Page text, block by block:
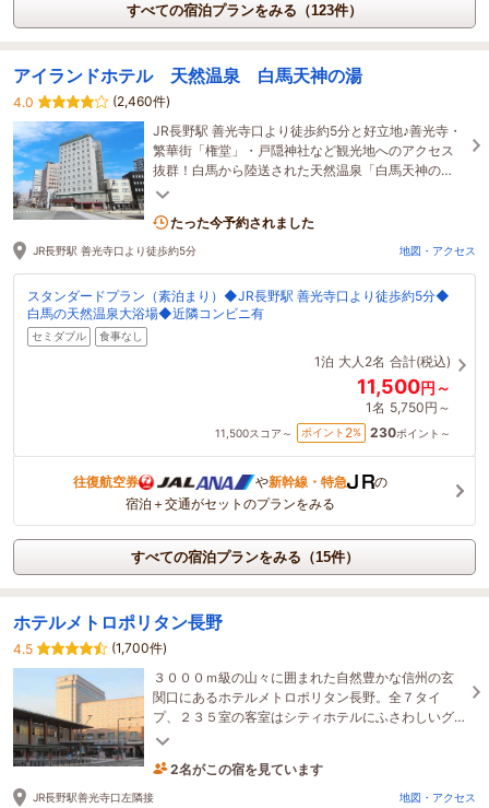
すべての宿泊プランをみる（123件）
アイランドホテル 天然温泉 白馬天神の湯
4.0
(2,460件)
JR長野駅 善光寺口より徒歩約5分と好立地♪善光寺・
繁華街「権堂」・戸隠神社など観光地へのアクセス
抜群！白馬から陸送された天然温泉「白馬天神の
湯」を堪能できます★
たった今予約されました
JR長野駅 善光寺口より徒歩約5分 地図・アクセス
スタンダードプラン（素泊まり）◆JR長野駅 善光寺口より徒歩約5分◆
白馬の天然温泉大浴場◆近隣コンビニ有
セミダブル 食事なし
1泊 大人2名 合計(税込)
11,500円～
1名 5,750円～
11,500スコア～ ポイント 2% 230ポイント～
往復航空券 や新幹線・特急
の
宿泊＋交通がセットのプランをみる
すべての宿泊プランをみる（15件）
ホテルメトロポリタン長野
4.5
(1,700件)
３０００ｍ級の山々に囲まれた自然豊かな信州の玄
関口にあるホテルメトロポリタン長野。全７タイ
プ、２３５室の客室はシティホテルにふさわしいグ
レードと快適さを用意して皆様をお待ちしておりま
2名がこの宿を見ています
JR長野駅善光寺口左隣接 地図・アクセス